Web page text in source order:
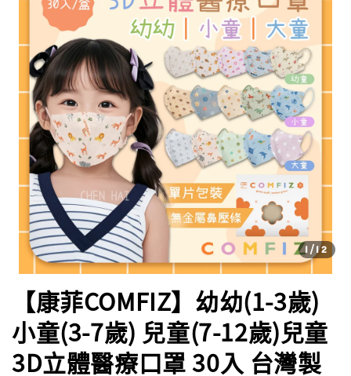
1 /12
【康菲COMFIZ】幼幼(1-3歲)
小童(3-7歲) 兒童(7-12歲)兒童
3D立體醫療口罩 30入 台灣製